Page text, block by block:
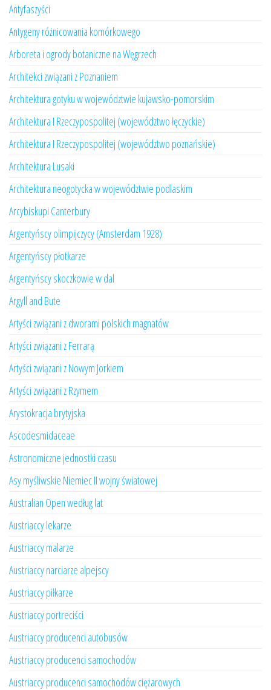
Antyfaszyści
Antygeny różnicowania komórkowego
Arboreta i ogrody botaniczne na Węgrzech
Architekci związani z Poznaniem
Architektura gotyku w województwie kujawsko-pomorskim
Architektura I Rzeczypospolitej (województwo łęczyckie)
Architektura I Rzeczypospolitej (województwo poznańskie)
Architektura Lusaki
Architektura neogotycka w województwie podlaskim
Arcybiskupi Canterbury
Argentyńscy olimpijczycy (Amsterdam 1928)
Argentyńscy płotkarze
Argentyńscy skoczkowie w dal
Argyll and Bute
Artyści związani z dworami polskich magnatów
Artyści związani z Ferrarą
Artyści związani z Nowym Jorkiem
Artyści związani z Rzymem
Arystokracja brytyjska
Ascodesmidaceae
Astronomiczne jednostki czasu
Asy myśliwskie Niemiec II wojny światowej
Australian Open według lat
Austriaccy lekarze
Austriaccy malarze
Austriaccy narciarze alpejscy
Austriaccy piłkarze
Austriaccy portreciści
Austriaccy producenci autobusów
Austriaccy producenci samochodów
Austriaccy producenci samochodów ciężarowych